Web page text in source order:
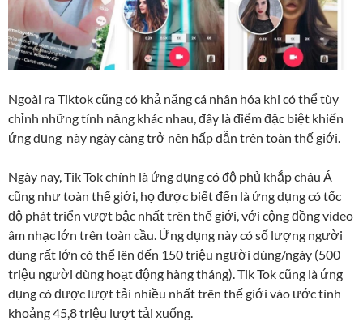
Ngoài ra Tiktok cũng có khả năng cá nhân hóa khi có thể tùy
chỉnh những tính năng khác nhau, đây là điểm đặc biệt khiến
ứng dụng này ngày càng trở nên hấp dẫn trên toàn thế giới.
Ngày nay, Tik Tok chính là ứng dụng có độ phủ khắp châu Á
cũng như toàn thế giới, họ được biết đến là ứng dụng có tốc
độ phát triển vượt bậc nhất trên thế giới, với cộng đồng video
âm nhạc lớn trên toàn cầu. Ứng dụng này có số lượng người
dùng rất lớn có thể lên đến 150 triệu người dùng/ngày (500
triệu người dùng hoạt động hàng tháng). Tik Tok cũng là ứng
dụng có được lượt tải nhiều nhất trên thế giới vào ước tính
khoảng 45,8 triệu lượt tải xuống.